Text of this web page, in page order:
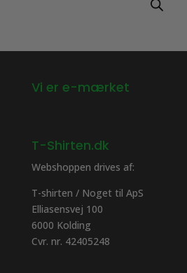
Vi er e-mærket
T-Shirten.dk
Webshoppen drives af:
T-shirten / Noget til ApS
Elliasensvej 100
6000 Kolding
Cvr. nr. 42405248